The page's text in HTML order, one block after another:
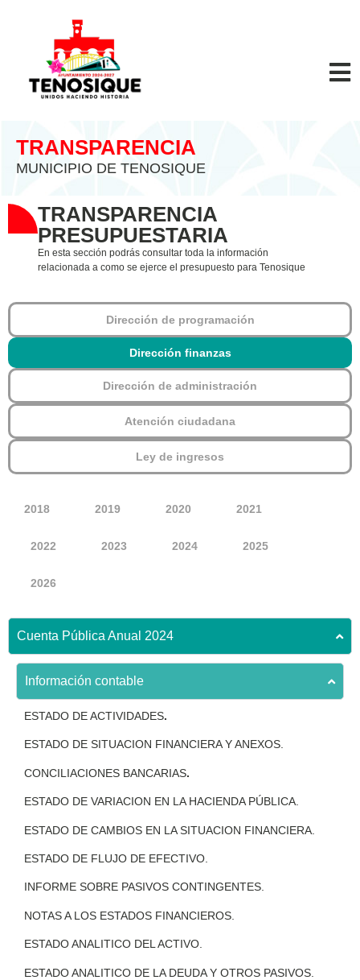
TRANSPARENCIA
MUNICIPIO DE TENOSIQUE
TRANSPARENCIA
PRESUPUESTARIA
En esta sección podrás consultar toda la información
relacionada a como se ejerce el presupuesto para Tenosique
Dirección de programación
Dirección finanzas
Dirección de administración
Atención ciudadana
Ley de ingresos
2018 2019 2020 2021
2022 2023 2024 2025
2026
Cuenta Pública Anual 2024
Información contable
ESTADO DE ACTIVIDADES.
ESTADO DE SITUACION FINANCIERA Y ANEXOS.
CONCILIACIONES BANCARIAS.
ESTADO DE VARIACION EN LA HACIENDA PÚBLICA.
ESTADO DE CAMBIOS EN LA SITUACION FINANCIERA.
ESTADO DE FLUJO DE EFECTIVO.
INFORME SOBRE PASIVOS CONTINGENTES.
NOTAS A LOS ESTADOS FINANCIEROS.
ESTADO ANALITICO DEL ACTIVO.
ESTADO ANALITICO DE LA DEUDA Y OTROS PASIVOS.